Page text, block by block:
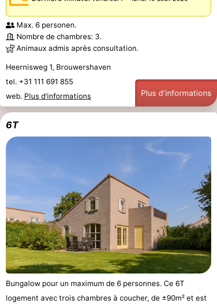
Max. 6 personen.
Nombre de chambres: 3.
Animaux admis après consultation.
Heernisweg 1, Brouwershaven
tel. +31 111 691 855
web. Plus d'informations Plus d'informations
6T
Bungalow pour un maximum de 6 personnes. Ce 6T
logement avec trois chambres à coucher, de ±90m² et est